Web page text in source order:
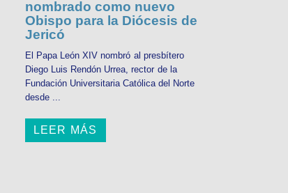
nombrado como nuevo
Obispo para la Diócesis de
Jericó
El Papa León XIV nombró al presbítero
Diego Luis Rendón Urrea, rector de la
Fundación Universitaria Católica del Norte
desde ...
LEER MÁS